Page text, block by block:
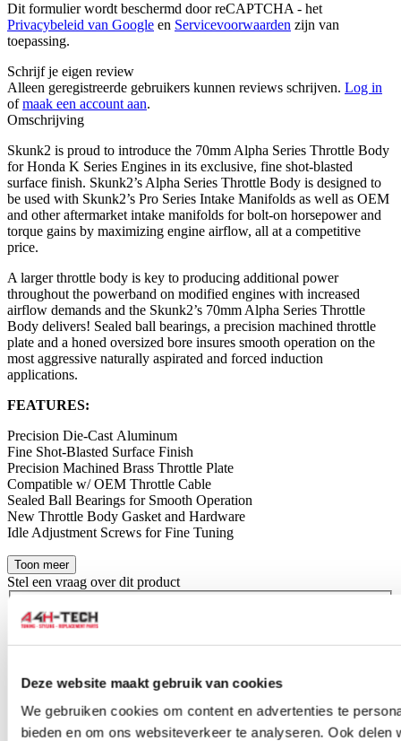
Deze website maakt gebruik van cookies
We gebruiken cookies om content en advertenties te
bieden en om ons websiteverkeer te analyseren. Ook
Dit formulier wordt beschermd door reCAPTCHA - het
Privacybeleid van Google en Servicevoorwaarden zijn van
toepassing.
Schrijf je eigen review
Alleen geregistreerde gebruikers kunnen reviews schrijven. Log in
ofmaak een account aan.
Omschrijving
Skunk2 is proud to introduce the 70mm Alpha Series Throttle Body
for Honda K Series Engines in its exclusive, fine shot-blasted
surface finish. Skunk2’s Alpha Series Throttle Body is designed to
be used with Skunk2’s Pro Series Intake Manifolds as well as OEM
and other aftermarket intake manifolds for bolt-on horsepower and
torque gains by maximizing engine airflow, all at a competitive
price.
A larger throttle body is key to producing additional power
throughout the powerband on modified engines with increased
airflow demands and the Skunk2’s 70mm Alpha Series Throttle
Body delivers! Sealed ball bearings, a precision machined throttle
plate and a honed oversized bore insures smooth operation on the
most aggressive naturally aspirated and forced induction
applications.
FEATURES:
Precision Die-Cast Aluminum
Fine Shot-Blasted Surface Finish
Precision Machined Brass Throttle Plate
Compatible w/ OEM Throttle Cable
Sealed Ball Bearings for Smooth Operation
New Throttle Body Gasket and Hardware
Idle Adjustment Screws for Fine Tuning
Toon meer
Stel een vraag over dit product
Wat is je vraag?